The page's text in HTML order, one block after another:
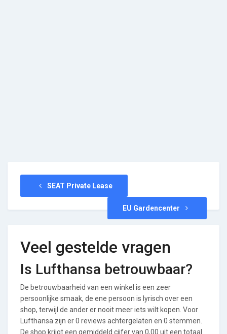
SEAT Private Lease
EU Gardencenter
Veel gestelde vragen
Is Lufthansa betrouwbaar?
De betrouwbaarheid van een winkel is een zeer
persoonlijke smaak, de ene persoon is lyrisch over een
shop, terwijl de ander er nooit meer iets wilt kopen. Voor
Lufthansa zijn er 0 reviews achtergelaten en 0 stemmen.
De shop krijgt een gemiddeld cijfer van 0,00 uit een totaal